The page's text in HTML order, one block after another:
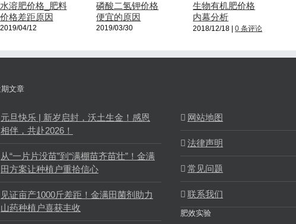
水溶肥价格_肥料
价格差距原因
2019/04/12
磷酸二氢钾价格
便宜的原因
2019/03/30
生物有机肥价格
内幕分析
2018/12/18 0 条评论
文章
元旦快乐 | 新岁启封，沃土生金！感恩
相伴，共赴2026！
从“一片片没苗”到“满棚苗齐苗壮”！金满
田方案让种植户重拾信心
见证亩产1000斤差距！金满田菌剂助力
山药种植户喜获丰收
网站地图
法律声明
常见问题
联系我们
肥效实验